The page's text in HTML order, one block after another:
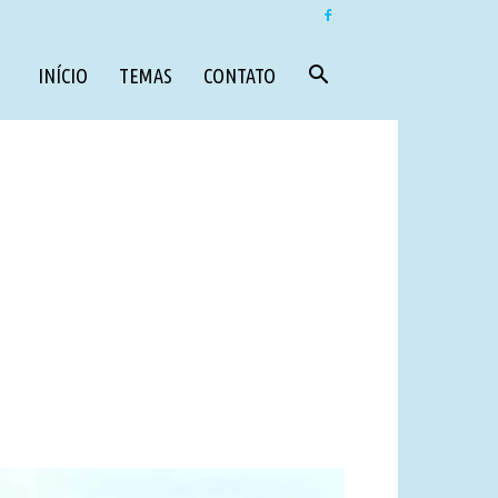
INÍCIO TEMAS CONTATO